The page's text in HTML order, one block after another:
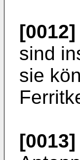
[0012]
sind
sie
[0013]